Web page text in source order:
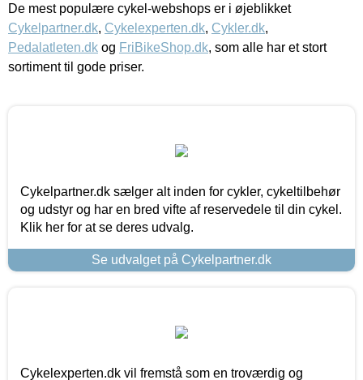
De mest populære cykel-webshops er i øjeblikket
Cykelpartner.dk, Cykelexperten.dk, Cykler.dk,
Pedalatleten.dk og FriBikeShop.dk, som alle har et stort
sortiment til gode priser.
Cykelpartner.dk sælger alt inden for cykler, cykeltilbehør
og udstyr og har en bred vifte af reservedele til din cykel.
Klik her for at se deres udvalg.
Se udvalget på Cykelpartner.dk
Cykelexperten.dk vil fremstå som en troværdig og